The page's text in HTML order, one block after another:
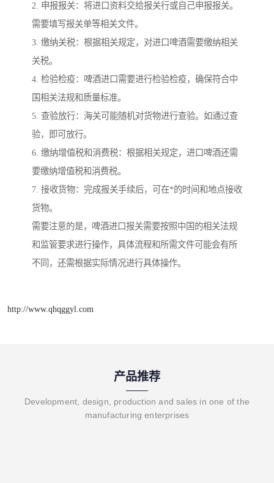
2. 申报报关：将进口资料交给报关行或自己申报报关。
需要填写报关单等相关文件。
3. 缴纳关税：根据相关规定，对进口啤酒需要缴纳相关
关税。
4. 检验检疫：啤酒进口需要进行检验检疫，确保符合中
国相关法规和质量标准。
5. 查验放行：海关可能随机对货物进行查验。如通过查
验，即可放行。
6. 缴纳增值税和消费税：根据相关规定，进口啤酒还需
要缴纳增值税和消费税。
7. 接收货物：完成报关手续后，可在*的时间和地点接收
货物。
需要注意的是，啤酒进口报关需要按照中国的相关法规
和监管要求进行操作，具体流程和所需文件可能会有所
不同，还需根据实际情况进行具体操作。
http://www.qhqggyl.com
产品推荐
Development, design, production and sales in one of the
manufacturing enterprises